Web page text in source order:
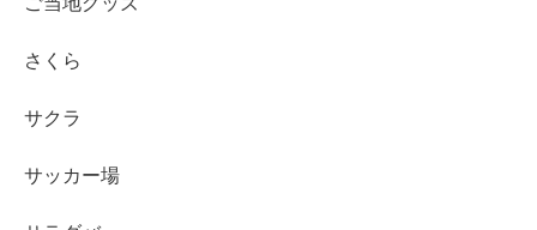
さくら
サクラ
サッカー場